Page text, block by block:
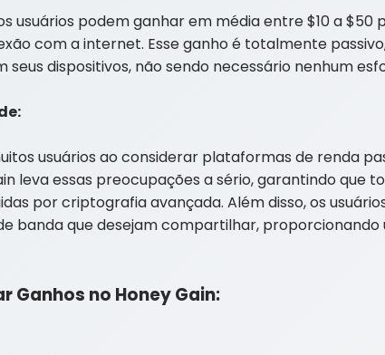
usuários podem ganhar em média entre $10 a $50
com a internet. Esse ganho é totalmente
seus dispositivos, não sendo necessário nenhum
usuários ao considerar plataformas de renda
leva essas preocupações a sério, garantindo que
por criptografia avançada. Além disso, os
banda que desejam compartilhar, proporcionando
Ganhos no Honey Gain: